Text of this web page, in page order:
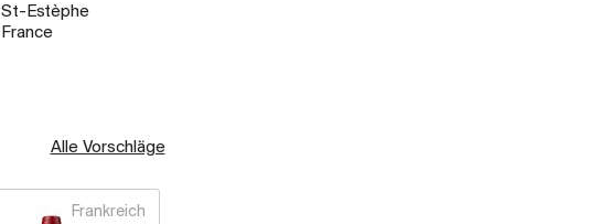
St-Estèphe
France
Alle Vorschläge
Frankreich